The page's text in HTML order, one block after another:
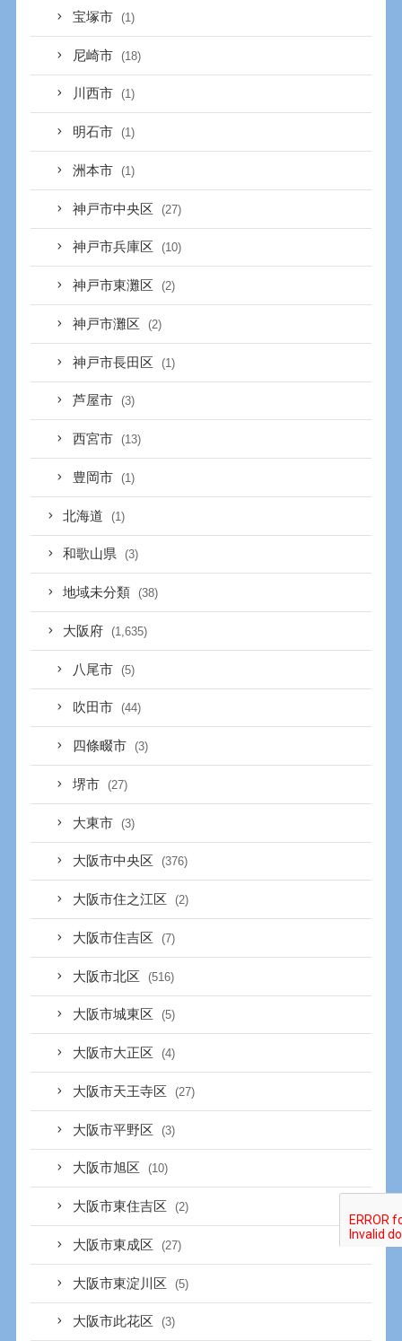
宝塚市 (1)
尼崎市 (18)
川西市 (1)
明石市 (1)
洲本市 (1)
神戸市中央区 (27)
神戸市兵庫区 (10)
神戸市東灘区 (2)
神戸市灘区 (2)
神戸市長田区 (1)
芦屋市 (3)
西宮市 (13)
豊岡市 (1)
北海道 (1)
和歌山県 (3)
地域未分類 (38)
大阪府 (1,635)
八尾市 (5)
吹田市 (44)
四條畷市 (3)
堺市 (27)
大東市 (3)
大阪市中央区 (376)
大阪市住之江区 (2)
大阪市住吉区 (7)
大阪市北区 (516)
大阪市城東区 (5)
大阪市大正区 (4)
大阪市天王寺区 (27)
大阪市平野区 (3)
大阪市旭区 (10)
大阪市東住吉区 (2)
大阪市東成区 (27)
大阪市東淀川区 (5)
大阪市此花区 (3)